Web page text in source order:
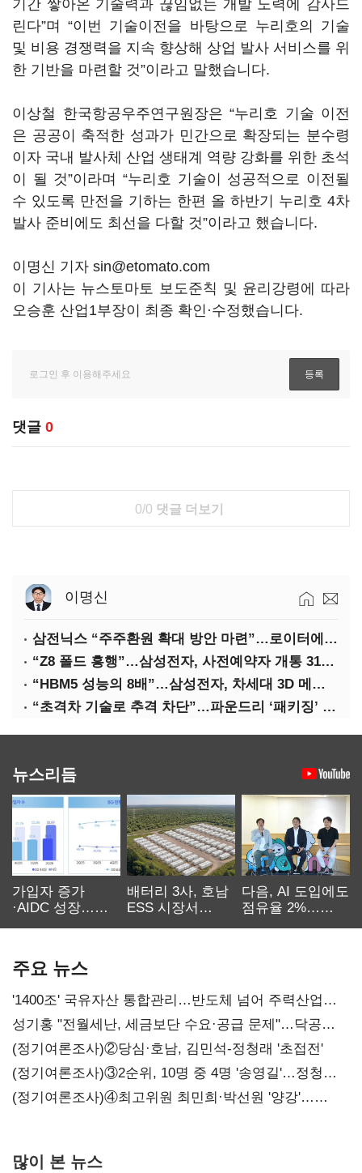
기간 쌓아온 기술력과 끊임없는 개발 노력에 감사드
린다”며 “이번 기술이전을 바탕으로 누리호의 기술
및 비용 경쟁력을 지속 향상해 상업 발사 서비스를 위
한 기반을 마련할 것”이라고 말했습니다.
이상철 한국항공우주연구원장은 “누리호 기술 이전
은 공공이 축적한 성과가 민간으로 확장되는 분수령
이자 국내 발사체 산업 생태계 역량 강화를 위한 초석
이 될 것”이라며 “누리호 기술이 성공적으로 이전될
수 있도록 만전을 기하는 한편 올 하반기 누리호 4차
발사 준비에도 최선을 다할 것”이라고 했습니다.
이명신 기자 sin@etomato.com
이 기사는 뉴스토마토 보도준칙 및 윤리강령에 따라
오승훈 산업1부장이 최종 확인·수정했습니다.
댓글 0
0/0 댓글 더보기
이명신
삼전닉스 “주주환원 확대 방안 마련”…로이터에 성명 보내
“Z8 폴드 흥행”…삼성전자, 사전예약자 개통 31일까지 연장
“HBM5 성능의 8배”…삼성전자, 차세대 3D 메모리 ‘zHBM’ 공개
“초격차 기술로 추격 차단”…파운드리 ‘패키징’ 각축전
뉴스리듬
가입자 증가
·AIDC 성장…
배터리 3사, 호남
ESS 시장서
다음, AI 도입에도
점유율 2%…
주요 뉴스
'1400조' 국유자산 통합관리…반도체 넘어 주력산업
구조혁신
성기홍 "전월세난, 세금보단 수요·공급 문제"…닥공
시사
(정기여론조사)②당심·호남, 김민석-정청래 '초접전'
(정기여론조사)③2순위, 10명 중 4명 '송영길'…정청래
'한 자릿수'
(정기여론조사)④최고위원 최민희·박선원 '양강'…
많이 본 뉴스